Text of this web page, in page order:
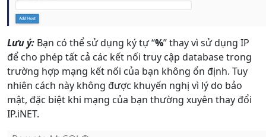
Lưu ý: Bạn có thể sử dụng ký tự “%” thay vì sử dụng IP
để cho phép tất cả các kết nối truy cập database trong
trường hợp mạng kết nối của bạn không ổn định. Tuy
nhiên cách này không được khuyến nghị vì lý do bảo
mật, đặc biệt khi mạng của bạn thường xuyên thay đổi
IP.iNET.